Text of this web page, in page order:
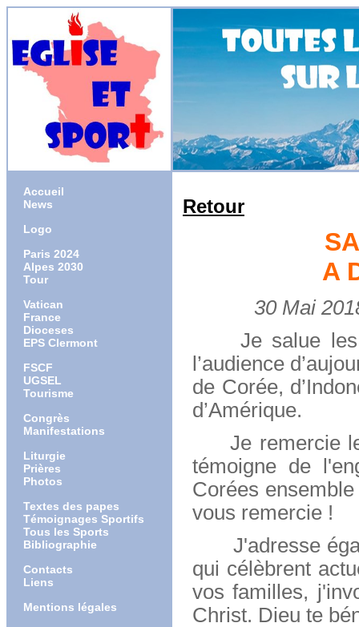
Accueil
News
Logo
Paris 2024
Alpes 2030
Tour
Vatican
France
Dioceses
EPS Clermont
FSCF
UGSEL
Tourisme
Congrès
Manifestations
Liturgie
Prières
Photos
Textes des papes
Témoignages Sportifs
Tous les Sports
Bibliographie
Contacts
Liens
Mentions légales
Retour
A
30 Mai
Je salue les
l’audience
de Corée,
d’Amérique.
Je remercie
témoigne de
Corées
vous remercie !
J'adresse
qui célèbrent
vos familles,
Christ. Dieu te